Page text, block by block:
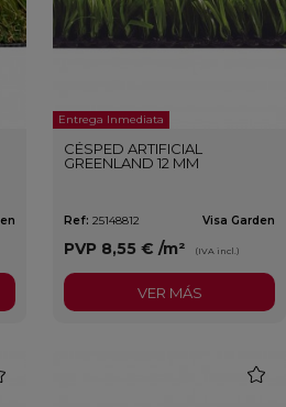
Entrega Inmediata
CÉSPED ARTIFICIAL
GREENLAND 12 MM
Ref: 25148812 Visa Garden
PVP 8,55 € /m² (IVA incl.)
VER MÁS